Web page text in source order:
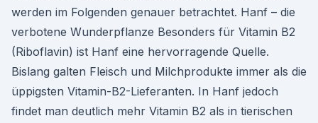
werden im Folgenden genauer betrachtet. Hanf – die
verbotene Wunderpflanze Besonders für Vitamin B2
(Riboflavin) ist Hanf eine hervorragende Quelle.
Bislang galten Fleisch und Milchprodukte immer als die
üppigsten Vitamin-B2-Lieferanten. In Hanf jedoch
findet man deutlich mehr Vitamin B2 als in tierischen